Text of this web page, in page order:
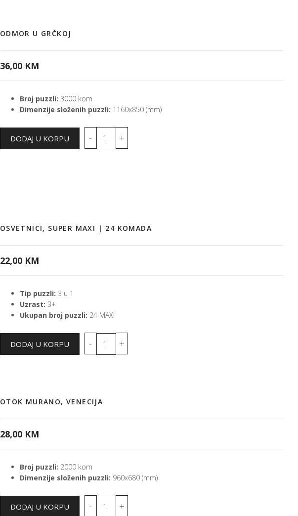
ODMOR U GRČKOJ
36,00 KM
Broj puzzli: 3000 kom
Dimenzije složenih puzzli: 1160x850 (mm)
OSVETNICI, SUPER MAXI | 24 KOMADA
22,00 KM
Tip puzzli: 3 u 1
Uzrast: 3+
Ukupan broj puzzli: 24 MAXI
OTOK MURANO, VENECIJA
28,00 KM
Broj puzzli: 2000 kom
Dimenzije složenih puzzli: 960x680 (mm)